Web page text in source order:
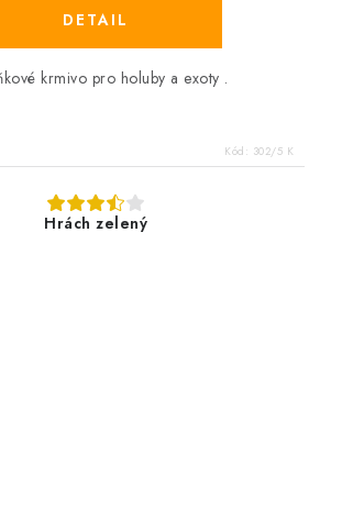
krmivo pro holuby a exoty .
Kód: 302/5 K
Hrách zelený